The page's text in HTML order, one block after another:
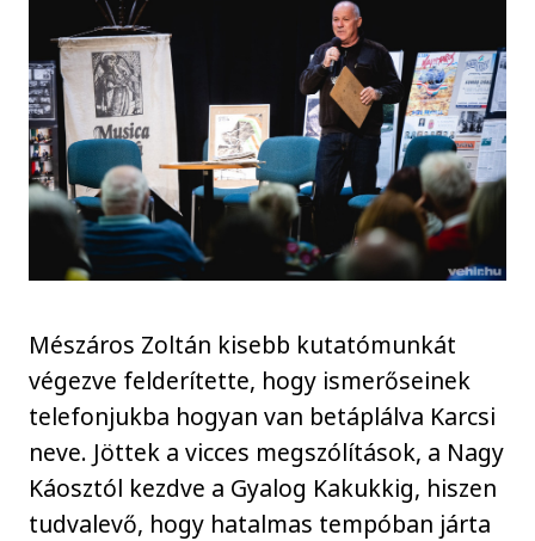
Mészáros Zoltán kisebb kutatómunkát
végezve felderítette, hogy ismerőseinek
telefonjukba hogyan van betáplálva Karcsi
neve. Jöttek a vicces megszólítások, a Nagy
Káosztól kezdve a Gyalog Kakukkig, hiszen
tudvalevő, hogy hatalmas tempóban járta